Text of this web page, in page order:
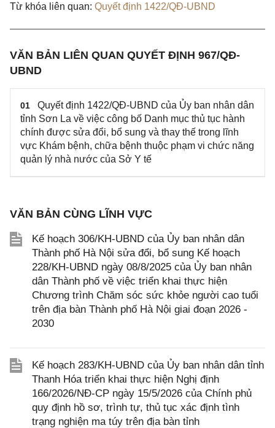
Từ khóa liên quan: Quyết định 1422/QĐ-UBND
VĂN BẢN LIÊN QUAN QUYẾT ĐỊNH 967/QĐ-
UBND
01
Quyết định 1422/QĐ-UBND của Ủy ban nhân dân
tỉnh Sơn La về việc công bố Danh mục thủ tục hành
chính được sửa đổi, bổ sung và thay thế trong lĩnh
vực Khám bệnh, chữa bệnh thuộc phạm vi chức năng
quản lý nhà nước của Sở Y tế
VĂN BẢN CÙNG LĨNH VỰC
Kế hoạch 306/KH-UBND của Ủy ban nhân dân
Thành phố Hà Nội sửa đổi, bổ sung Kế hoạch
228/KH-UBND ngày 08/8/2025 của Ủy ban nhân
dân Thành phố về việc triển khai thực hiện
Chương trình Chăm sóc sức khỏe người cao tuổi
trên địa bàn Thành phố Hà Nội giai đoạn 2026 -
2030
Kế hoạch 283/KH-UBND của Ủy ban nhân dân tỉnh
Thanh Hóa triển khai thực hiện Nghị định
166/2026/NĐ-CP ngày 15/5/2026 của Chính phủ
quy định hồ sơ, trình tự, thủ tục xác định tình
trạng nghiện ma túy trên địa bàn tỉnh